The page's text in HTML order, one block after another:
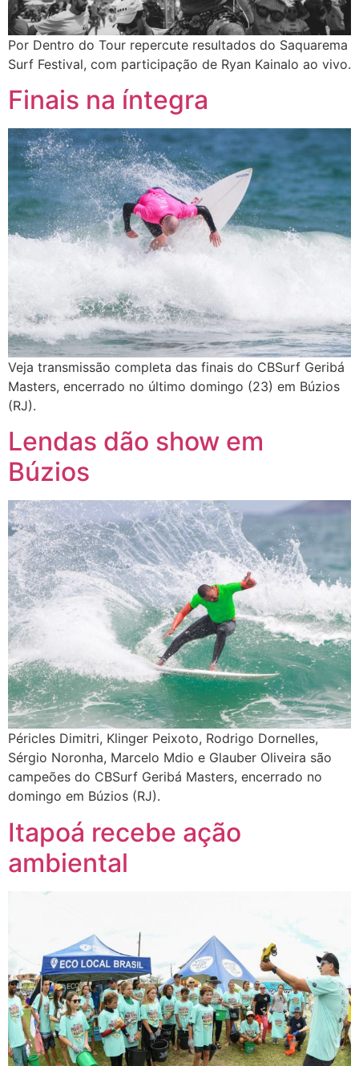
Por Dentro do Tour repercute resultados do Saquarema
Surf Festival, com participação de Ryan Kainalo ao vivo.
Finais na íntegra
Veja transmissão completa das finais do CBSurf Geribá
Masters, encerrado no último domingo (23) em Búzios
(RJ).
Lendas dão show em
Búzios
Péricles Dimitri, Klinger Peixoto, Rodrigo Dornelles,
Sérgio Noronha, Marcelo Mdio e Glauber Oliveira são
campeões do CBSurf Geribá Masters, encerrado no
domingo em Búzios (RJ).
Itapoá recebe ação
ambiental